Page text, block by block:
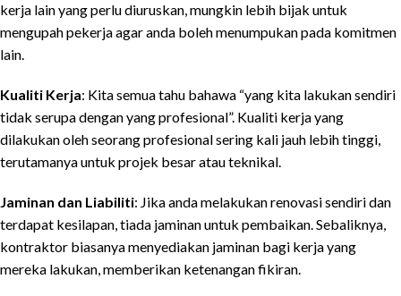
kerja lain yang perlu diuruskan, mungkin lebih bijak untuk
mengupah pekerja agar anda boleh menumpukan pada komitmen
lain.
Kualiti Kerja: Kita semua tahu bahawa “yang kita lakukan sendiri
tidak serupa dengan yang profesional”. Kualiti kerja yang
dilakukan oleh seorang profesional sering kali jauh lebih tinggi,
terutamanya untuk projek besar atau teknikal.
Jaminan dan Liabiliti: Jika anda melakukan renovasi sendiri dan
terdapat kesilapan, tiada jaminan untuk pembaikan. Sebaliknya,
kontraktor biasanya menyediakan jaminan bagi kerja yang
mereka lakukan, memberikan ketenangan fikiran.